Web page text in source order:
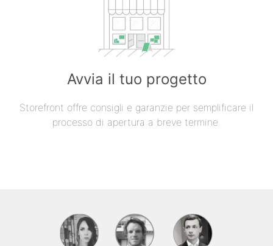
Avvia il tuo progetto
Storefront offre consigli e garanzie per semplificare il
processo di apertura a breve termine.